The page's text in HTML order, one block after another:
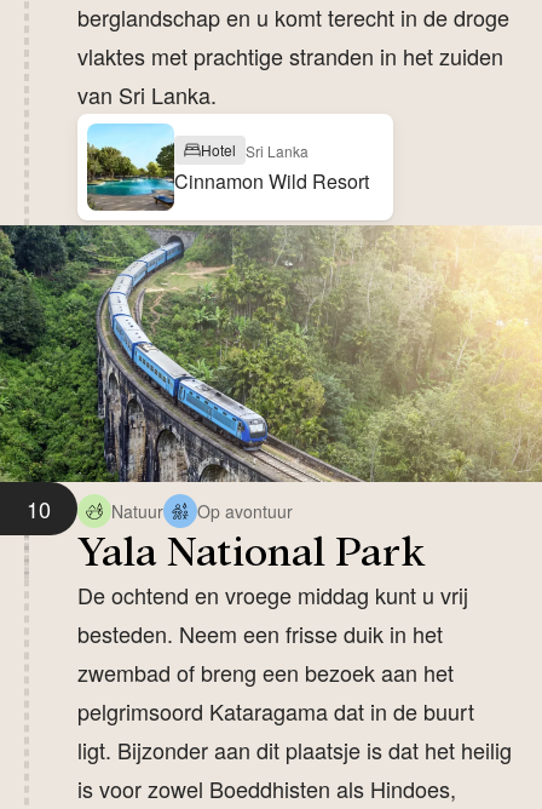
berglandschap en u komt terecht in de droge
vlaktes met prachtige stranden in het zuiden
van Sri Lanka.
Hotel Sri Lanka
Cinnamon Wild Resort
10 Natuur Op avontuur
Yala National Park
De ochtend en vroege middag kunt u vrij
besteden. Neem een frisse duik in het
zwembad of breng een bezoek aan het
pelgrimsoord Kataragama dat in de buurt
ligt. Bijzonder aan dit plaatsje is dat het heilig
is voor zowel Boeddhisten als Hindoes,